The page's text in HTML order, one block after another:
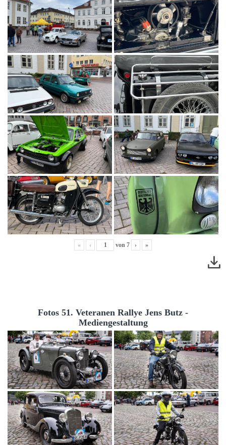
« ‹ von 7 › »
Fotos 51. Veteranen Rallye Jens Butz -
Mediengestaltung